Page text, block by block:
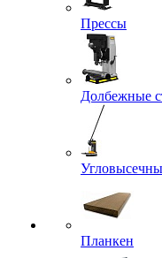
Прессы
Долбежные
Планкен